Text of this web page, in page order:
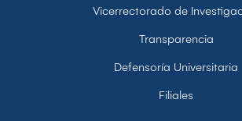
Vicerrectorado de
Transparencia
Defensoría Universitaria
Filiales